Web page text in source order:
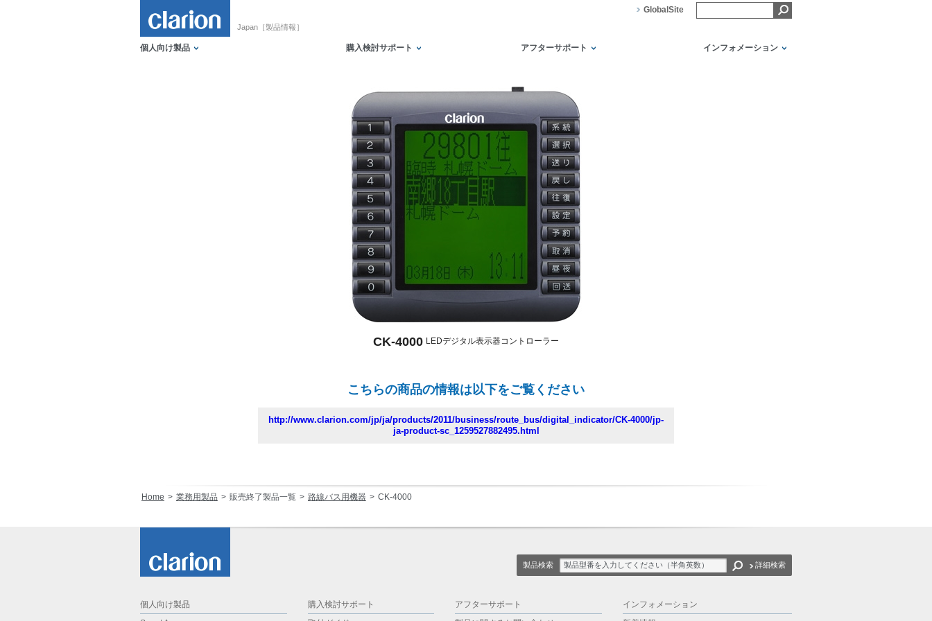
Japan［製品情報］
GlobalSite
個人向け製品 購入検討サポート アフターサポート インフォメーション
CK-4000 LEDデジタル表示器コントローラー
こちらの商品の情報は以下をご覧ください
http://www.clarion.com/jp/ja/products/2011/business/route_bus/digital_indicator/CK-4000/jp-
ja-product-sc_1259527882495.html
Home 業務用製品 販売終了製品一覧 路線バス用機器 CK-4000
製品検索 詳細検索
個人向け製品
購入検討サポート
アフターサポート
インフォメーション